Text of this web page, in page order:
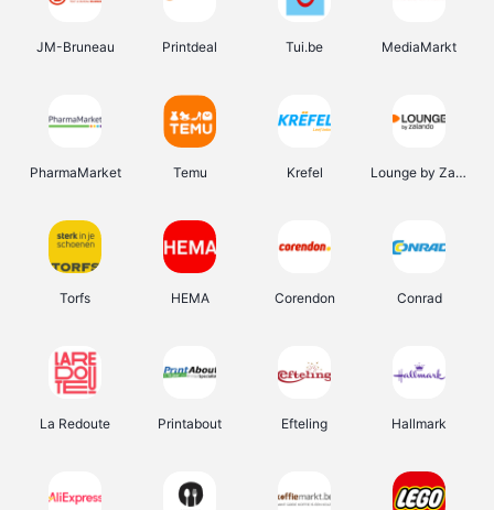
JM-Bruneau Printdeal Tui.be MediaMarkt
PharmaMarket Temu Krefel Lounge by Zalando
Torfs HEMA Corendon Conrad
La Redoute Printabout Efteling Hallmark